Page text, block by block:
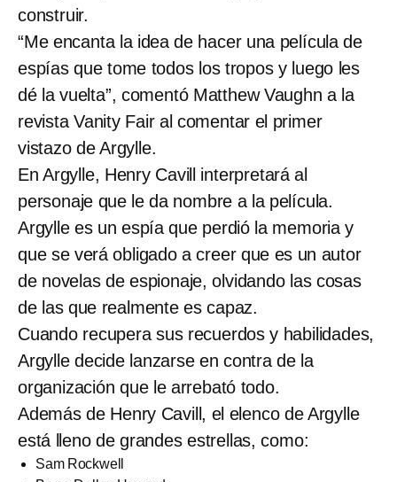
construir.
“Me encanta la idea de hacer una película de
espías que tome todos los tropos y luego les
dé la vuelta”, comentó Matthew Vaughn a la
revista Vanity Fair al comentar el primer
vistazo de Argylle.
En Argylle, Henry Cavill interpretará al
personaje que le da nombre a la película.
Argylle es un espía que perdió la memoria y
que se verá obligado a creer que es un autor
de novelas de espionaje, olvidando las cosas
de las que realmente es capaz.
Cuando recupera sus recuerdos y habilidades,
Argylle decide lanzarse en contra de la
organización que le arrebató todo.
Además de Henry Cavill, el elenco de Argylle
está lleno de grandes estrellas, como:
Sam Rockwell